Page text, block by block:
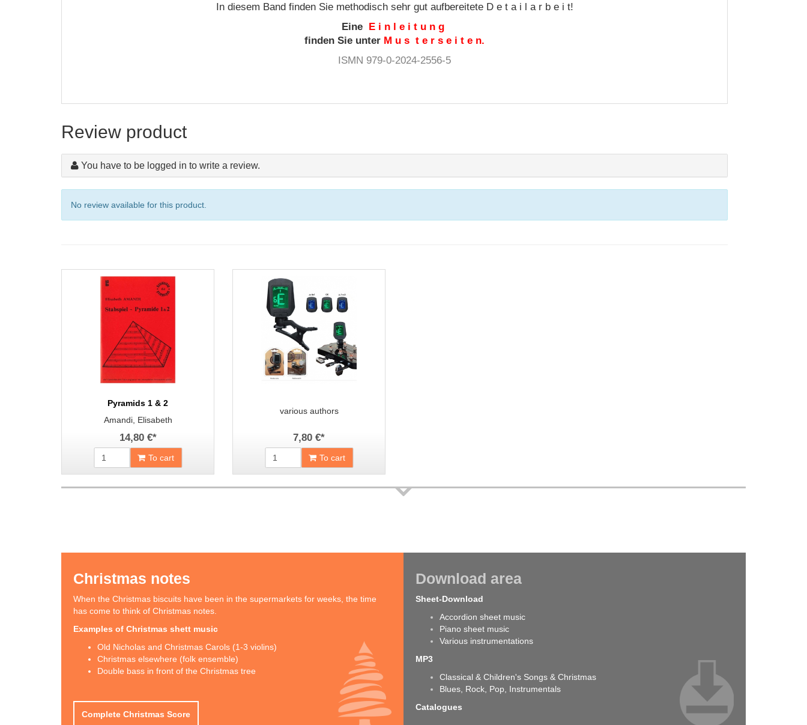
In diesem Band finden Sie methodisch sehr gut aufbereitete D e t a i l a r b e i t!
Eine E i n l e i t u n g
finden Sie unter M u s t e r s e i t e n.
ISMN 979-0-2024-2556-5
Review product
You have to be logged in to write a review.
No review available for this product.
Pyramids 1 & 2
Amandi, Elisabeth
14,80 €*
To cart
various authors
7,80 €*
To cart
Christmas notes
When the Christmas biscuits have been in the supermarkets for weeks, the time
has come to think of Christmas notes.
Examples of Christmas shett music
Old Nicholas and Christmas Carols (1-3 violins)
Christmas elsewhere (folk ensemble)
Double bass in front of the Christmas tree
Complete Christmas Score
Download area
Sheet-Download
Accordion sheet music
Piano sheet music
Various instrumentations
MP3
Classical & Children's Songs & Christmas
Blues, Rock, Pop, Instrumentals
Catalogues